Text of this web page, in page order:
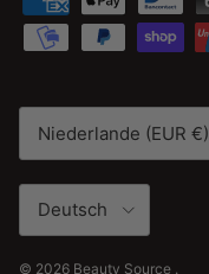
Land/Region
Niederlande (EUR €)
Sprache
Deutsch
© 2026 Beauty Source .